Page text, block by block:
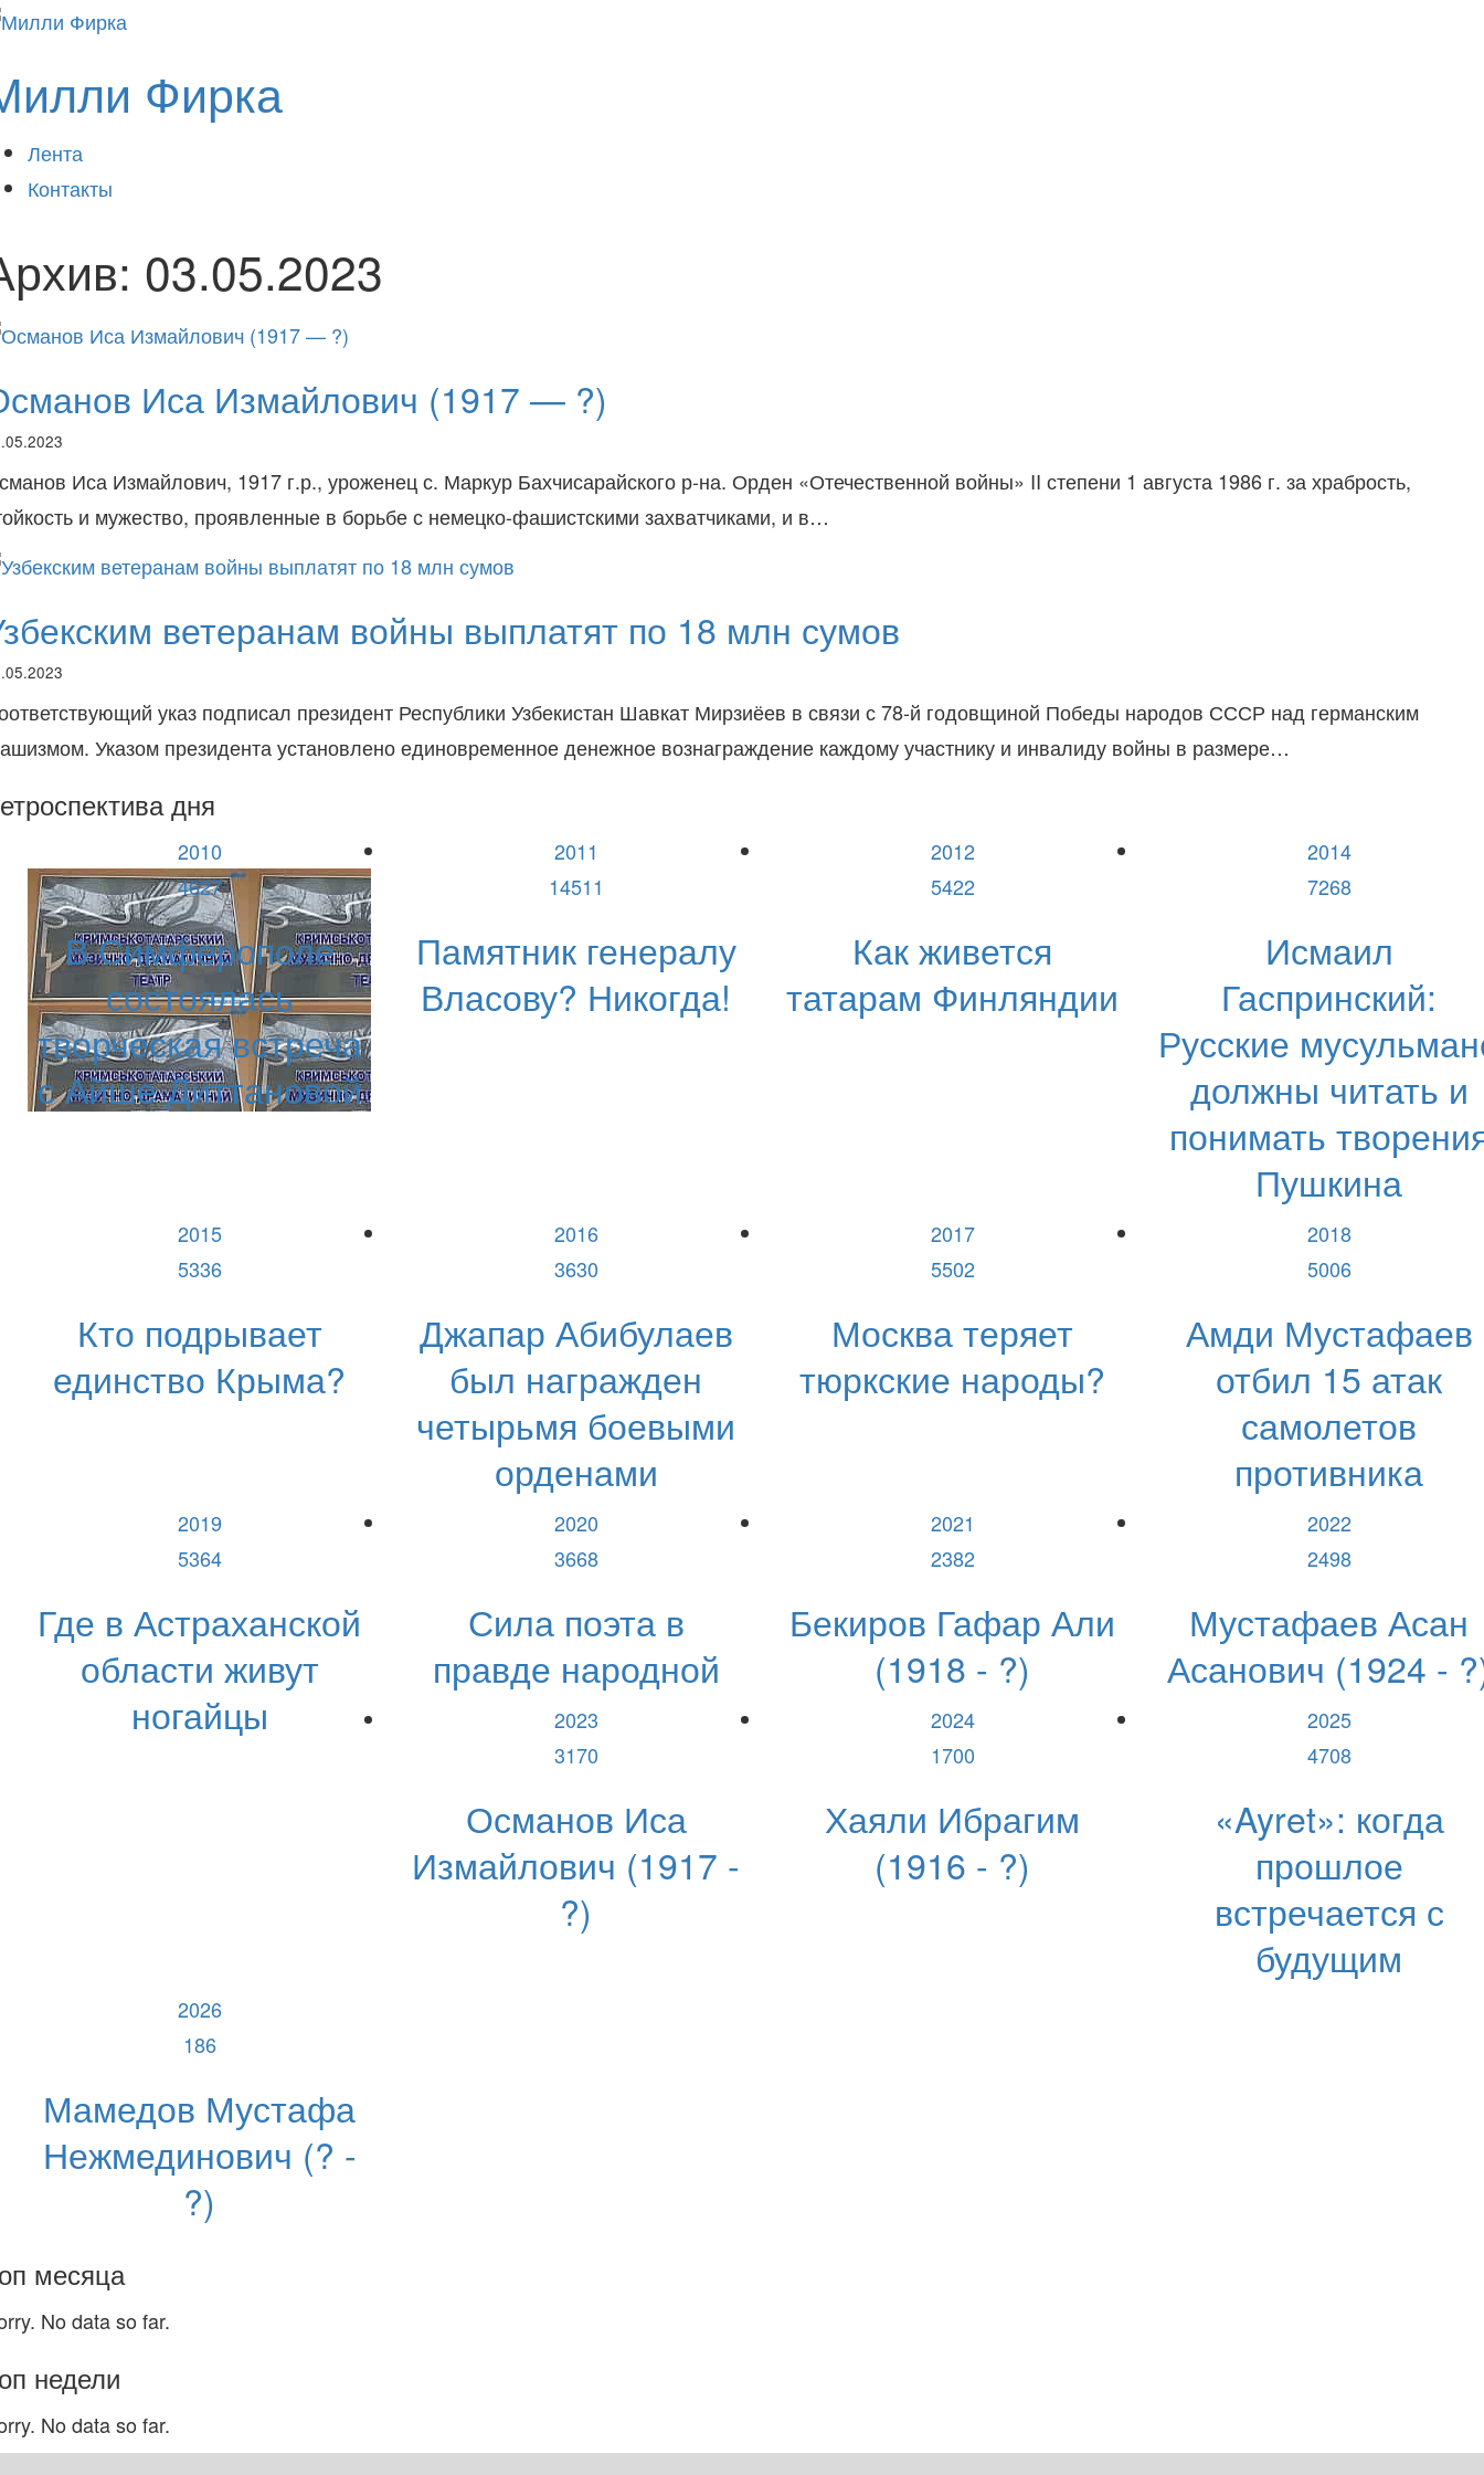
Фирка
Лента
Контакты
03.05.2023
Иса Измайлович (1917 — ?)
Иса Измайлович, 1917 г.р., уроженец с. Маркур Бахчисарайского р-на. Орден «Отечественной войны» II степени 1 августа 1986 г. за храбрость,
и мужество, проявленные в борьбе с немецко-фашистскими захватчиками, и в…
ветеранам войны выплатят по 18 млн сумов
указ подписал президент Республики Узбекистан Шавкат Мирзиёев в связи с 78-й годовщиной Победы народов СССР над германским
Указом президента установлено единовременное денежное вознаграждение каждому участнику и инвалиду войны в размере…
дня
2010
4627
В Симферополе
состоялась
творческая встреча
с Айше Диттановой
2011
14511
Памятник генералу
Власову? Никогда!
2012
5422
Как живется
татарам Финляндии
2014
7268
Исмаил
Гаспринский:
Русские
должны читать и
понимать
Пушкина
2015
5336
Кто подрывает
единство Крыма?
2016
3630
Джапар Абибулаев
был награжден
четырьмя боевыми
орденами
2017
5502
Москва теряет
тюркские народы?
2018
5006
Амди Мустафаев
отбил 15 атак
самолетов
противника
2019
5364
Где в Астраханской
области живут
ногайцы
2020
3668
Сила поэта в
правде народной
2021
2382
Бекиров Гафар Али
(1918 - ?)
2022
2498
Мустафаев Асан
Асанович (1924 -
2023
3170
Османов Иса
Измайлович (1917 -
?)
2024
1700
Хаяли Ибрагим
(1916 - ?)
2025
4708
«Ayret»: когда
прошлое
встречается с
будущим
2026
186
Мамедов Мустафа
Нежмединович (? -
?)
месяца
No data so far.
недели
No data so far.